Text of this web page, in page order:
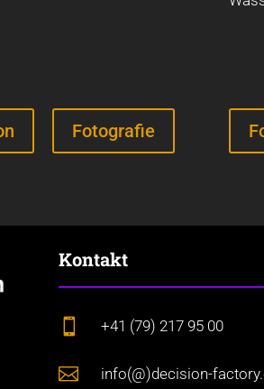
Fotografie
Kontakt
 +41 (79) 217 95 00
 info(@)decision-